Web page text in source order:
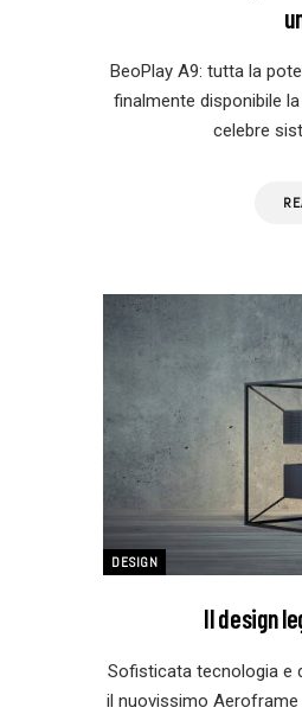
BeoPlay A9: tutta la
finalmente disponibile
celebre
DESIGN
Il design
Sofisticata tecnologia e
il nuovissimo Aeroframe